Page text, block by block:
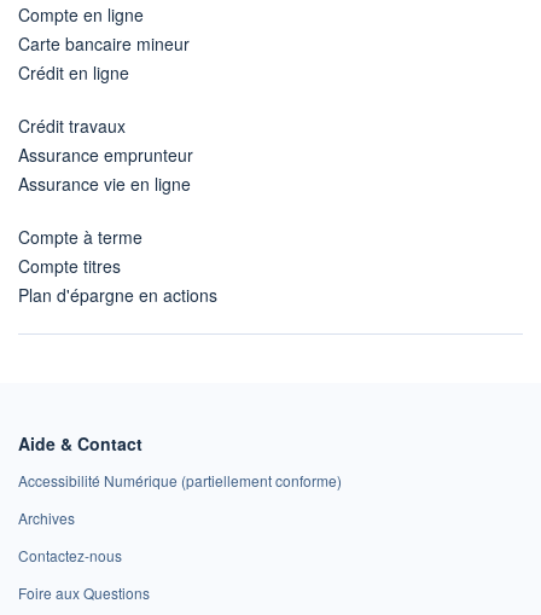
Compte en ligne
Carte bancaire mineur
Crédit en ligne
Crédit travaux
Assurance emprunteur
Assurance vie en ligne
Compte à terme
Compte titres
Plan d'épargne en actions
Aide & Contact
Accessibilité Numérique (partiellement conforme)
Archives
Contactez-nous
Foire aux Questions